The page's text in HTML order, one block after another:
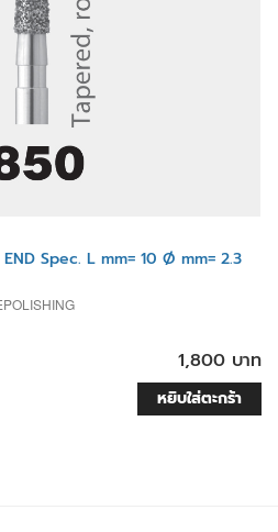
END Spec. L mm= 10 Ø mm= 2.3
1,800 บาท
หยิบใส่ตะกร้า